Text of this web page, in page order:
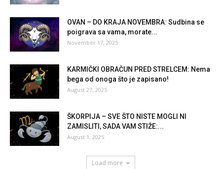
OVAN – DO KRAJA NOVEMBRA: Sudbina se
poigrava sa vama, morate...
November 17, 2025
KARMIČKI OBRAČUN PRED STRELCEM: Nema
bega od onoga što je zapisano!
August 27, 2025
ŠKORPIJA – SVE ŠTO NISTE MOGLI NI
ZAMISLITI, SADA VAM STIŽE:...
August 1, 2025
Load more